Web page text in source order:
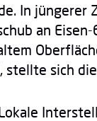
In jüngerer
an
stellte sich